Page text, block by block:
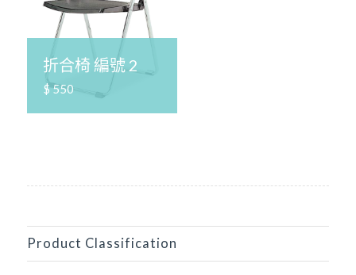
折合椅 編號 2
$ 550
Product Classification